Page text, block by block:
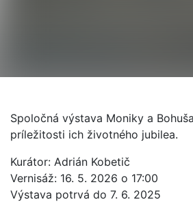
Spoločná výstava Moniky a
príležitosti ich životného jubilea.
Kurátor: Adrián Kobetič
Vernisáž: 16. 5. 2026 o 17:00
Výstava potrvá do 7. 6. 2025